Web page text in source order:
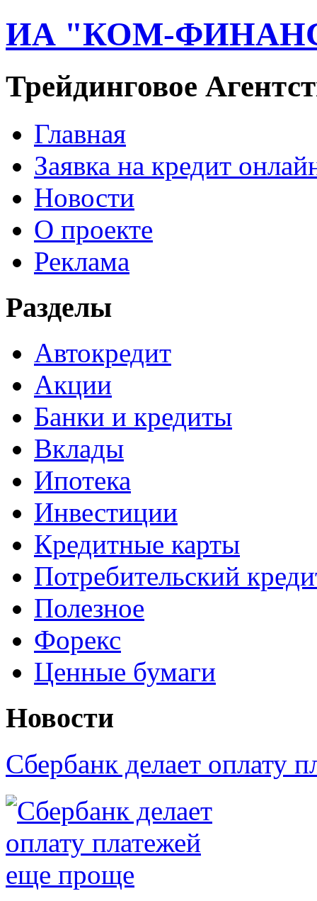
ИА "КОМ-
Трейдинговое
Главная
Заявка на кредит
Новости
О проекте
Реклама
Разделы
Автокредит
Акции
Банки и кредиты
Вклады
Ипотека
Инвестиции
Кредитные карты
Потребительский
Полезное
Форекс
Ценные бумаги
Новости
Сбербанк делает